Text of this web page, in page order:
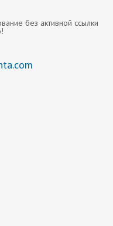
без активной ссылки